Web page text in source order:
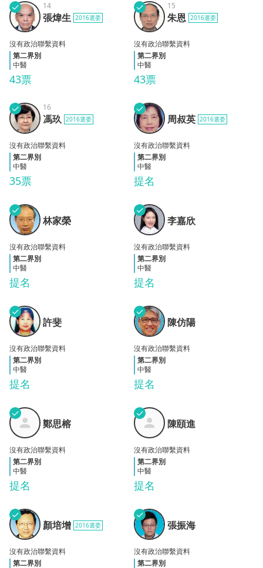
張煒
生
✓
43票
14
張煒生 2016選委
沒有政治聯繫資料
第二界別
中醫
朱恩
✓
43票
15
朱恩 2016選委
沒有政治聯繫資料
第二界別
中醫
馮玖
✓
35票
16
馮玖 2016選委
沒有政治聯繫資料
第二界別
中醫
周叔
英
✓
提名
周叔英 2016選委
沒有政治聯繫資料
第二界別
中醫
林家
榮
✓
提名
林家榮
沒有政治聯繫資料
第二界別
中醫
李嘉
欣
✓
提名
李嘉欣
沒有政治聯繫資料
第二界別
中醫
許斐
✓
提名
許斐
沒有政治聯繫資料
第二界別
中醫
陳仿
陽
✓
提名
陳仿陽
沒有政治聯繫資料
第二界別
中醫
鄭思
榕
✓
提名
鄭思榕
沒有政治聯繫資料
第二界別
中醫
陳頤
進
✓
提名
陳頤進
沒有政治聯繫資料
第二界別
中醫
顏培
增
✓
顏培增 2016選委
沒有政治聯繫資料
第二界別
張振
海
✓
張振海
沒有政治聯繫資料
第二界別